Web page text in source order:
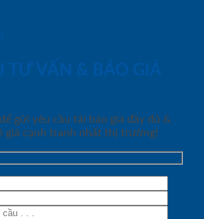
TƯ VẤN & BÁO GIÁ
gửi yêu cầu tải báo giá đầy đủ &
giá cạnh tranh nhất thị trường!